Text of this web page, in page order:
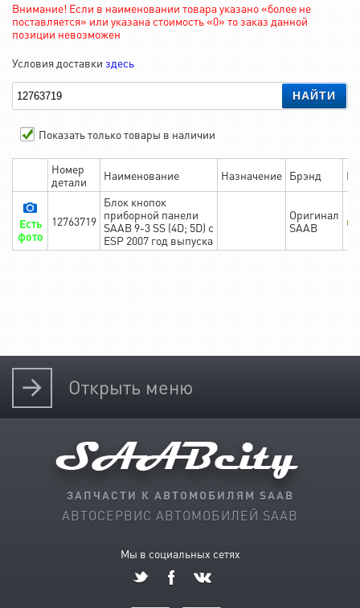
Внимание! Если в наименовании товара указано «более не
поставляется» или указана стоимость «0» то заказ данной
позиции невозможен
Условия доставки здесь
НАЙТИ
Показать только товары в наличии
Номер
детали
Наименование Назначение Брэнд
Есть
фото
12763719
Блок кнопок
приборной панели
SAAB 9-3 SS (4D; 5D) c
ESP 2007 год выпуска
Оригинал
SAAB
в
Открыть меню
ЗАПЧАСТИ К АВТОМОБИЛЯМ SAAB
АВТОСЕРВИС АВТОМОБИЛЕЙ SAAB
Мы в социальных сетях